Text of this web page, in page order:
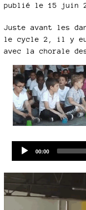
publié le 15 juin
Juste avant les
le cycle 2, il y eut
avec la chorale
Current
00:00